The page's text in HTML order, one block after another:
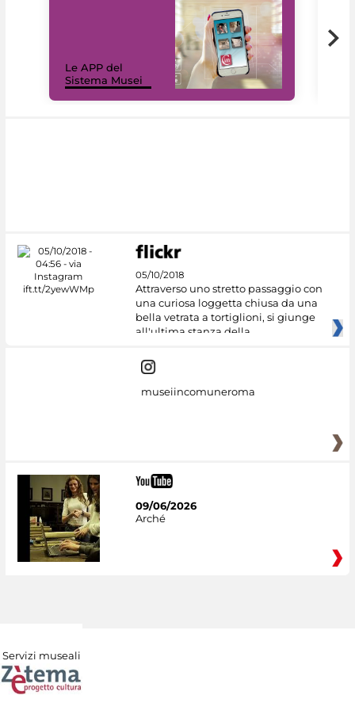
Le APP del
Sistema Musei
05/10/2018
Attraverso uno stretto passaggio con
una curiosa loggetta chiusa da una
bella vetrata a tortiglioni, si giunge
all'ultima stanza della
museiincomuneroma
09/06/2026
Arché
Servizi museali